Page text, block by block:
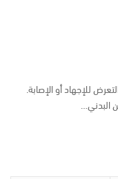
للإجهاد أو الإصابة.
البدني…